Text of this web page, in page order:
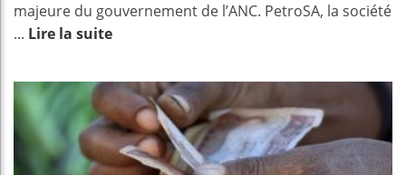
majeure du gouvernement de l’ANC. PetroSA, la société
... Lire la suite